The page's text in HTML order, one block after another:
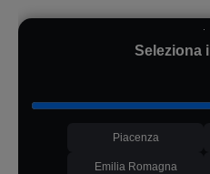
Seleziona
Piacenza
Emilia Romagna